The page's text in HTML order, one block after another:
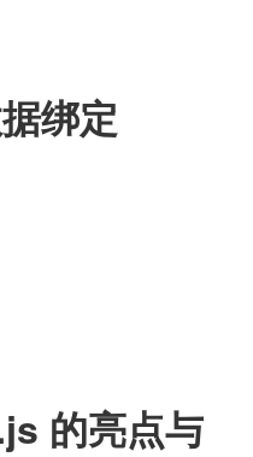
绑定
的亮点与